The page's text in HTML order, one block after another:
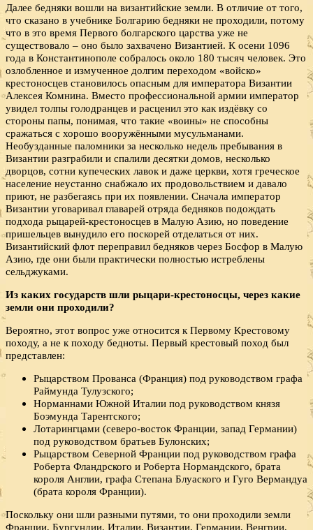
Далее бедняки вошли на византийские земли. В отличие от того,
что сказано в учебнике Болгарию бедняки не проходили, потому
что в это время Первого болгарского царства уже не
существовало – оно было захвачено Византией. К осени 1096
года в Константинополе собралось около 180 тысяч человек. Это
озлобленное и измученное долгим переходом «войско»
крестоносцев становилось опасным для императора Византии
Алексея Комнина. Вместо профессиональной армии император
увидел толпы голодранцев и расценил это как издёвку со
стороны папы, понимая, что такие «воины» не способны
сражаться с хорошо вооружёнными мусульманами.
Необузданные паломники за несколько недель пребывания в
Византии разграбили и спалили десятки домов, несколько
дворцов, сотни купеческих лавок и даже церкви, хотя греческое
население неустанно снабжало их продовольствием и давало
приют, не разбегаясь при их появлении. Сначала император
Византии уговаривал главарей отряда бедняков подождать
подхода рыцарей-крестоносцев в Малую Азию, но поведение
пришельцев вынудило его поскорей отделаться от них.
Византийский флот переправил бедняков через Босфор в Малую
Азию, где они были практически полностью истреблены
сельджуками.
Из каких государств шли рыцари-крестоносцы, через какие
земли они проходили?
Вероятно, этот вопрос уже относится к Первому Крестовому
походу, а не к походу бедноты. Первый крестовый поход был
представлен:
Рыцарством Прованса (Франция) под руководством графа
Раймунда Тулузского;
Норманнами Южной Италии под руководством князя
Боэмунда Тарентского;
Лотарингцами (северо-восток Франции, запад Германии)
под руководством братьев Булонских;
Рыцарством Северной Франции под руководством графа
Роберта Фландрского и Роберта Нормандского, брата
короля Англии, графа Степана Блуаского и Гуго Вермандуа
(брата короля Франции).
Поскольку они шли разными путями, то они проходили земли
Франции, Бургундии, Италии, Византии, Германии, Венгрии,